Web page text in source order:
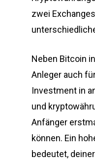
zwei
Neben Bitcoin
Anleger auch
Investment in
und
Anfänger
können. Ein
bedeutet,